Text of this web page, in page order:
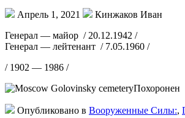
Апрель 1, 2021
Кинжаков Иван
Генерал — майор / 20.12.1942 /
Генерал — лейтенант / 7.05.1960 /
/ 1902 — 1986 /
Похоронен
Опубликовано в Вооруженные Силы:,